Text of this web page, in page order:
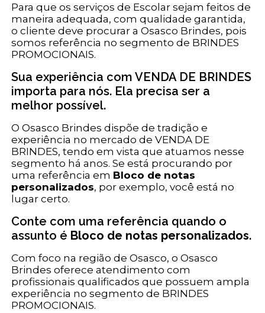
Para que os serviços de Escolar sejam feitos de
maneira adequada, com qualidade garantida,
o cliente deve procurar a Osasco Brindes, pois
somos referência no segmento de BRINDES
PROMOCIONAIS.
Sua experiência com VENDA DE BRINDES
importa para nós. Ela precisa ser a
melhor possível.
O Osasco Brindes dispõe de tradição e
experiência no mercado de VENDA DE
BRINDES, tendo em vista que atuamos nesse
segmento há anos. Se está procurando por
uma referência em Bloco de notas
personalizados, por exemplo, você está no
lugar certo.
Conte com uma referência quando o
assunto é Bloco de notas personalizados.
Com foco na região de Osasco, o Osasco
Brindes oferece atendimento com
profissionais qualificados que possuem ampla
experiência no segmento de BRINDES
PROMOCIONAIS.